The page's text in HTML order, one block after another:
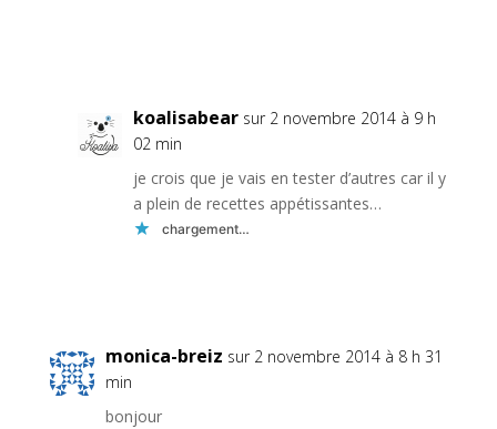
koalisabear sur 2 novembre 2014 à 9 h
02 min
je crois que je vais en tester d’autres car il y
a plein de recettes appétissantes…
chargement…
monica-breiz sur 2 novembre 2014 à 8 h 31
min
bonjour